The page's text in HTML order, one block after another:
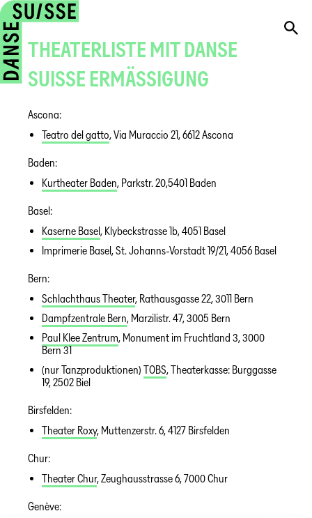
THEATERLISTE MIT DANSE
SUISSE ERMÄSSIGUNG
Ascona:
Teatro del gatto, Via Muraccio 21, 6612 Ascona
Baden:
Kurtheater Baden, Parkstr. 20,5401 Baden
Basel:
Kaserne Basel, Klybeckstrasse 1b, 4051 Basel
Imprimerie Basel, St. Johanns-Vorstadt 19/21, 4056 Basel
Bern:
Schlachthaus Theater, Rathausgasse 22, 3011 Bern
Dampfzentrale Bern, Marzilistr. 47, 3005 Bern
Paul Klee Zentrum, Monument im Fruchtland 3, 3000
Bern 31
(nur Tanzproduktionen) TOBS, Theaterkasse: Burggasse
19, 2502 Biel
Birsfelden:
Theater Roxy, Muttenzerstr. 6, 4127 Birsfelden
Chur:
Theater Chur, Zeughausstrasse 6, 7000 Chur
Genève: